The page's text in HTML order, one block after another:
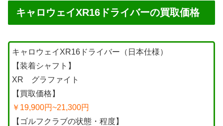
キャロウェイXR16ドライバーの買取価格
キャロウェイXR16ドライバー（日本仕様）
【装着シャフト】
XR グラファイト
【買取価格】
￥19,900円~21,300円
【ゴルフクラブの状態・程度】